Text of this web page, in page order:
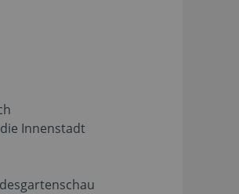
Innenstadt